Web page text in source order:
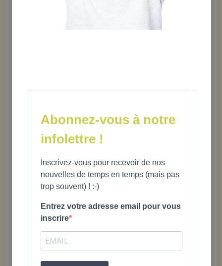
OUVRAGE PUBLIÉ
Abonnez-vous à notre
infolettre !
Inscrivez-vous pour recevoir de nos
nouvelles de temps en temps (mais pas
trop souvent) ! :-)
Entrez votre adresse email pour vous
inscrire